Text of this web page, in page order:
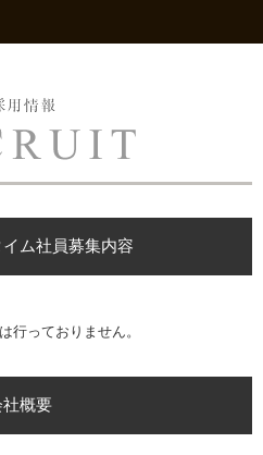
ム社員募集内容
行っておりません。
社概要